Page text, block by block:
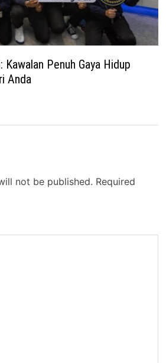
Penuh Gaya Hidup
Anda
not be published. Required